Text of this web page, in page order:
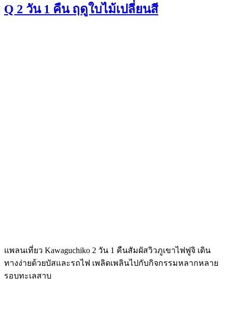
Q 2 วัน 1 คืน ฤดูใบไม้เปลี่ยนสี
แพลนเที่ยว Kawaguchiko 2 วัน 1 คืนสัมผัสวิวภูเขาไฟฟูจิ เดิน
ทางง่ายด้วยบัสและรถไฟ เพลิดเพลินไปกับกิจกรรมหลากหลาย
รอบทะเลสาบ